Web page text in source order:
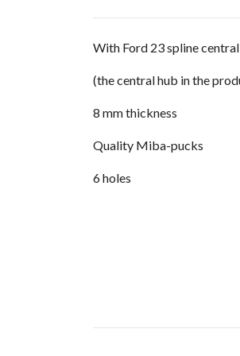
With Ford 23 spline
(the central hub in the
8 mm thickness
Quality Miba-pucks
6 holes